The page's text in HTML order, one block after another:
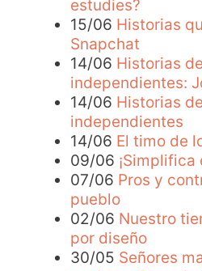
estudies?
15/06 Historias
Snapchat
14/06 Historias
independientes:
14/06 Historias
independientes
14/06 El timo de
09/06
07/06 Pros y
pueblo
02/06 Nuestro
por diseño
30/05 Señores